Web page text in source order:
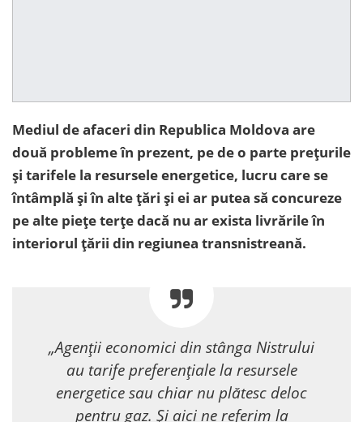
Mediul de afaceri din Republica Moldova are
două probleme în prezent, pe de o parte prețurile
și tarifele la resursele energetice, lucru care se
întâmplă și în alte țări și ei ar putea să concureze
pe alte piețe terțe dacă nu ar exista livrările în
interiorul țării din regiunea transnistreană.
„Agenții economici din stânga Nistrului
au tarife preferențiale la resursele
energetice sau chiar nu plătesc deloc
pentru gaz. Și aici ne referim la